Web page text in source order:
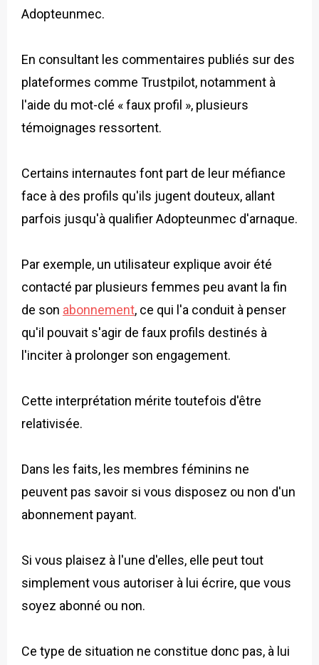
Adopteunmec.
En consultant les commentaires publiés sur des
plateformes comme Trustpilot, notamment à
l'aide du mot-clé « faux profil », plusieurs
témoignages ressortent.
Certains internautes font part de leur méfiance
face à des profils qu'ils jugent douteux, allant
parfois jusqu'à qualifier Adopteunmec d'arnaque.
Par exemple, un utilisateur explique avoir été
contacté par plusieurs femmes peu avant la fin
de son abonnement, ce qui l'a conduit à penser
qu'il pouvait s'agir de faux profils destinés à
l'inciter à prolonger son engagement.
Cette interprétation mérite toutefois d'être
relativisée.
Dans les faits, les membres féminins ne
peuvent pas savoir si vous disposez ou non d'un
abonnement payant.
Si vous plaisez à l'une d'elles, elle peut tout
simplement vous autoriser à lui écrire, que vous
soyez abonné ou non.
Ce type de situation ne constitue donc pas, à lui